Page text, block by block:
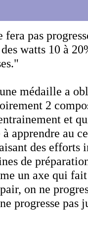
pas
watts 10 à
médaille a
2
et
apprendre au
des efforts
de
un axe qui
on ne
progresse pas